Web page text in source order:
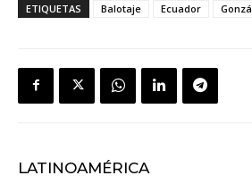
ETIQUETAS Balotaje Ecuador
LATINOAMÉRICA